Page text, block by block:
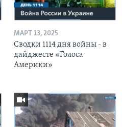
МАРТ 13, 2025
Сводки 1114 дня войны - в
дайджесте «Голоса
Америки»